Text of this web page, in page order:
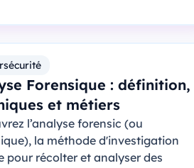
Forensique : définition,
et métiers
l’analyse forensic (ou
la méthode d'investigation
pour récolter et analyser des